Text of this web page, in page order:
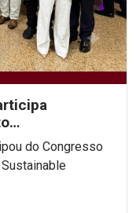
do Congresso